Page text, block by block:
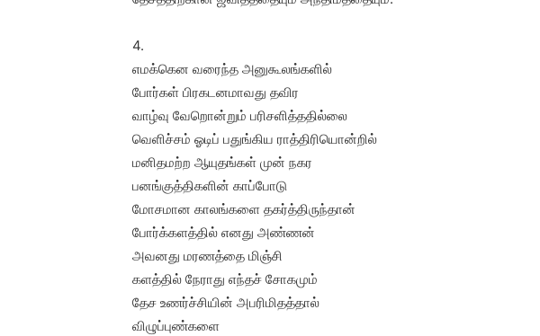
4.
எமக்கென வரைந்த அனுகூலங்களில்
போர்கள் பிரகடனமாவது தவிர
வாழ்வு வேறொன்றும் பரிசளித்ததில்லை
வெளிச்சம் ஓடிப் பதுங்கிய ராத்திரியொன்றில்
மனிதமற்ற ஆயுதங்கள் முன் நகர
பனங்குத்திகளின் காப்போடு
மோசமான காலங்களை தகர்த்திருந்தான்
போர்க்களத்தில் எனது அண்ணன்
அவனது மரணத்தை மிஞ்சி
களத்தில் நேராது எந்தச் சோகமும்
தேச உணர்ச்சியின் அபரிமிதத்தால்
விழுப்புண்களை